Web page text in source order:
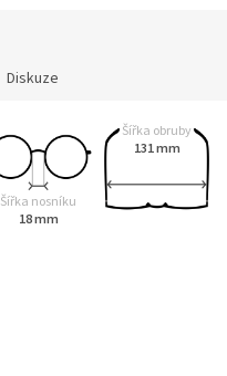
Diskuze
Šířka nosníku
18 mm
Šířka obruby
131 mm